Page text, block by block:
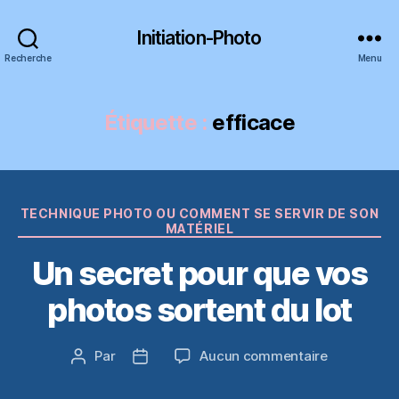
Recherche
Initiation-Photo
Menu
Étiquette : efficace
Catégories
TECHNIQUE PHOTO OU COMMENT SE SERVIR DE SON
MATÉRIEL
Un secret pour que vos
photos sortent du lot
Auteur
Par
Date
Aucun commentairesur